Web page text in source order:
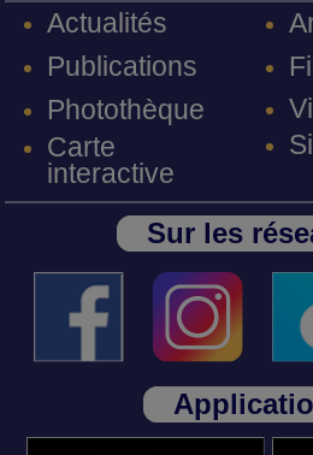
Actualités
Publications
Photothèque
Carte
interactive
Sur les